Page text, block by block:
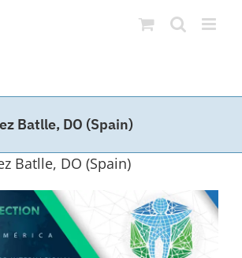
Batlle, DO (Spain)
Batlle, DO (Spain)